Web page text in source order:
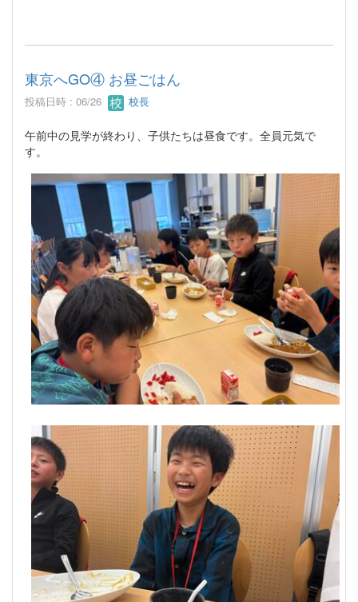
東京へGO④ お昼ごはん
投稿日時 : 06/26 校長
午前中の見学が終わり、子供たちは昼食です。全員元気で
す。